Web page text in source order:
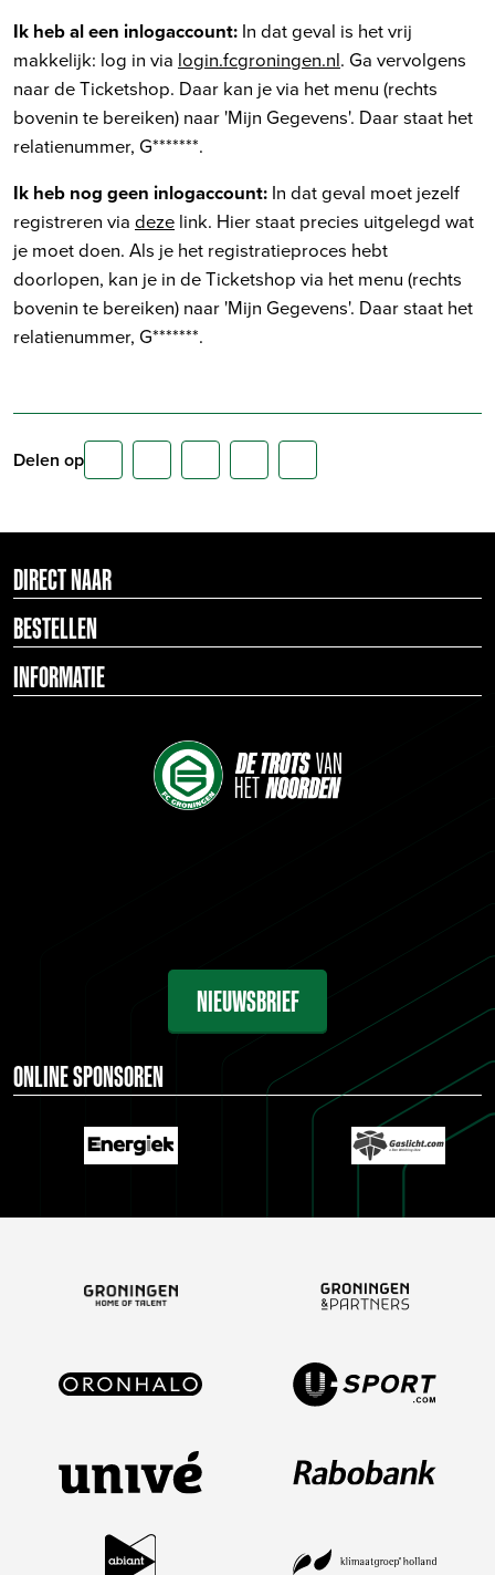
Ik heb al een inlogaccount: In dat geval is het vrij
makkelijk: log in via login.fcgroningen.nl. Ga vervolgens
naar de Ticketshop. Daar kan je via het menu (rechts
bovenin te bereiken) naar 'Mijn Gegevens'. Daar staat het
relatienummer, G*******.
Ik heb nog geen inlogaccount: In dat geval moet jezelf
registreren via deze link. Hier staat precies uitgelegd wat
je moet doen. Als je het registratieproces hebt
doorlopen, kan je in de Ticketshop via het menu (rechts
bovenin te bereiken) naar 'Mijn Gegevens'. Daar staat het
relatienummer, G*******.
Delen op
DIRECT NAAR
BESTELLEN
INFORMATIE
NIEUWSBRIEF
ONLINE SPONSOREN